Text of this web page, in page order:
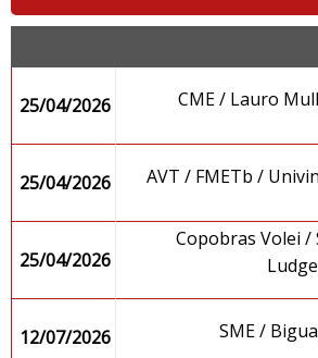
25/04/2026 CME / Lauro
25/04/2026 AVT / FMETb /
25/04/2026
Copobras Volei /
12/07/2026 SME /